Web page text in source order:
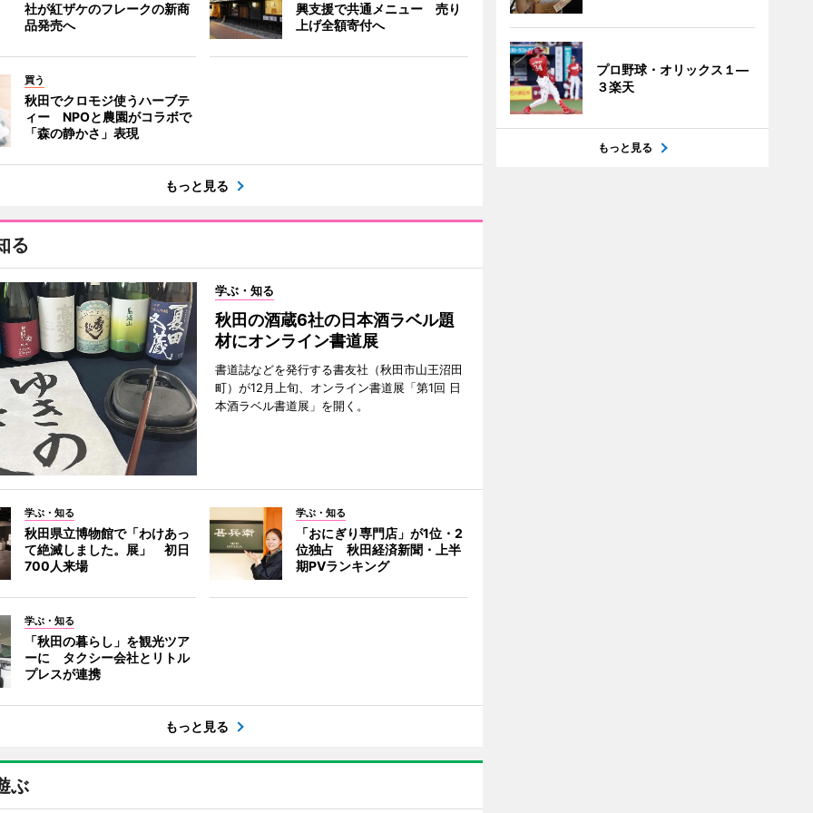
社が紅ザケのフレークの新商
品発売へ
興支援で共通メニュー 売り
上げ全額寄付へ
買う
秋田でクロモジ使うハーブテ
ィー NPOと農園がコラボで
「森の静かさ」表現
もっと見る
る
学ぶ・知る
秋田の酒蔵6社の日本酒ラベル題
材にオンライン書道展
書道誌などを発行する書友社（秋田市山王沼田
町）が12月上旬、オンライン書道展「第1回 日
本酒ラベル書道展」を開く。
学ぶ・知る
秋田県立博物館で「わけあっ
て絶滅しました。展」 初日
700人来場
学ぶ・知る
「おにぎり専門店」が1位・2
位独占 秋田経済新聞・上半
期PVランキング
学ぶ・知る
「秋田の暮らし」を観光ツア
ーに タクシー会社とリトル
プレスが連携
もっと見る
ぶ
プロ野球・オリックス１―
３楽天
もっと見る